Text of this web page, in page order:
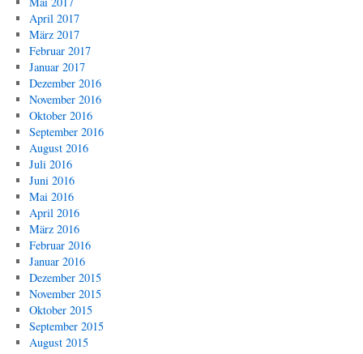
April 2017
März 2017
Februar 2017
Januar 2017
Dezember 2016
November 2016
Oktober 2016
September 2016
August 2016
Juli 2016
Juni 2016
Mai 2016
April 2016
März 2016
Februar 2016
Januar 2016
Dezember 2015
November 2015
Oktober 2015
September 2015
August 2015